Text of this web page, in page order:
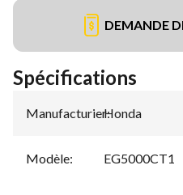
DEMANDE
Spécifications
Manufacturier:
Honda
Modèle: EG5000CT1